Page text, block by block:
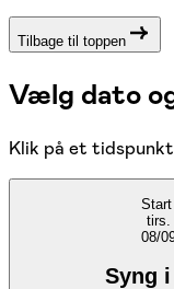
Tilbage til toppen
Vælg dato
Klik på et
Start
tirs.
08/
Syng